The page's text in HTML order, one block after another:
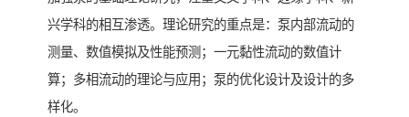
兴学科的相互渗透。理论研究的重点是：泵内部流动的
测量、数值模拟及性能预测；一元黏性流动的数值计
算；多相流动的理论与应用；泵的优化设计及设计的多
样化。